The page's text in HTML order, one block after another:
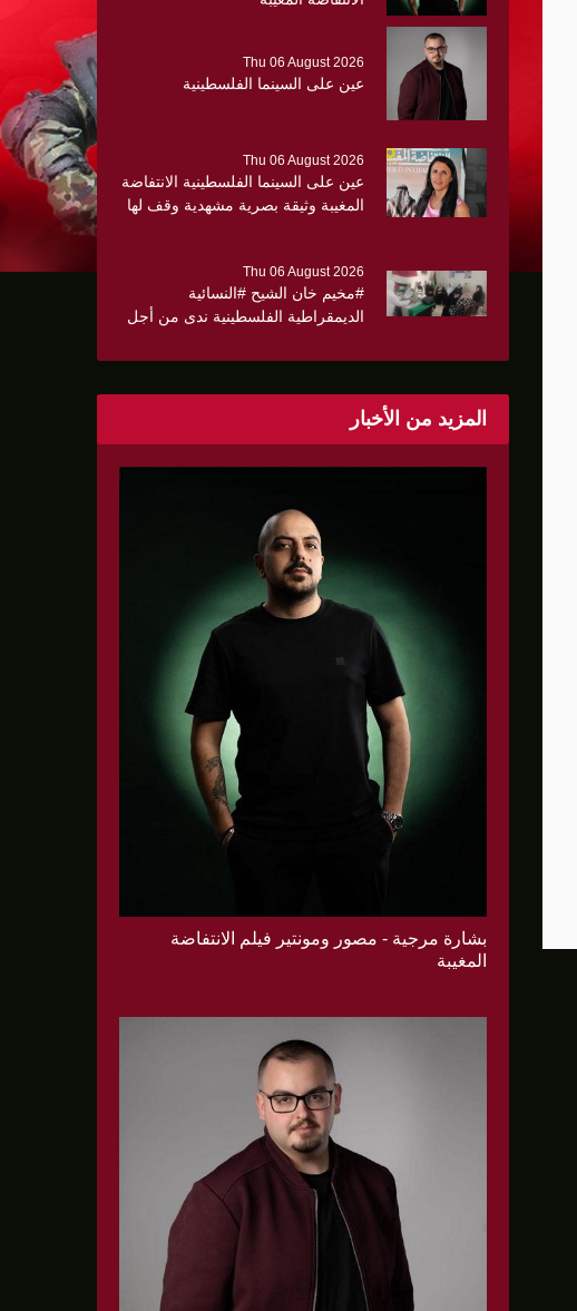
Thu 06 August 2026
عين على السينما الفلسطينية
Thu 06 August 2026
عين على السينما الفلسطينية الانتفاضة
المغيبة وثيقة بصرية مشهدية وقف لها
Thu 06 August 2026
#مخيم خان الشيح #النسائية
الديمقراطية الفلسطينية ندى من أجل
صحية عن ألتهاب الكبد وتوزّع
المزيد من الأخبار
بشارة مرجية - مصور ومونتير فيلم الانتفاضة
المغيبة